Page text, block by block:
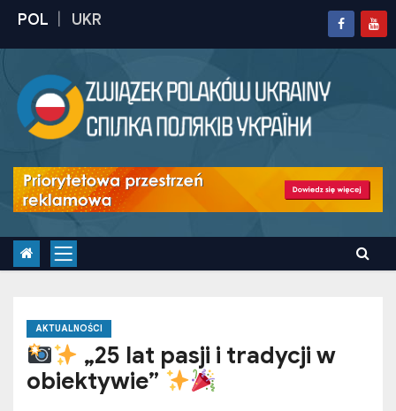
t
AKTUALNOŚCI
„25 lat pasji i tradycji w
obiektywie”